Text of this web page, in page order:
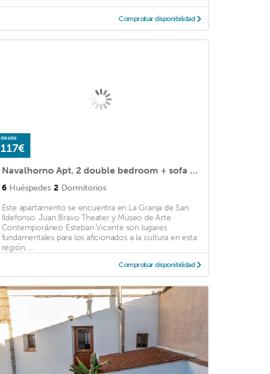
Comprobar disponibilidad
desde
117€
Navalhorno Apt. 2 double bedroom + sofa bed
6 Huéspedes 2 Dormitorios
Este apartamento se encuentra en La Granja de San
Ildefonso. Juan Bravo Theater y Museo de Arte
Contemporáneo Esteban Vicente son lugares
fundamentales para los aficionados a la cultura en esta
región, ...
Comprobar disponibilidad